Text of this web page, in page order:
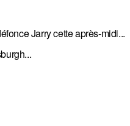
Jarry cette après-midi...